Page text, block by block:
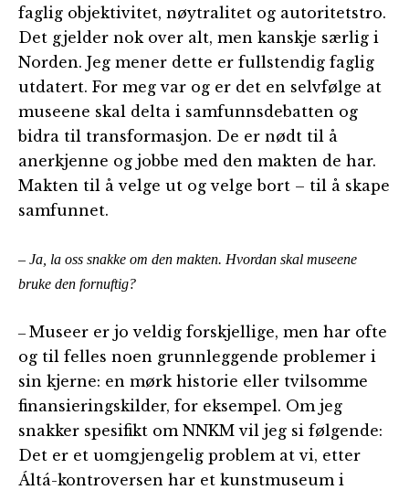
faglig objektivitet, nøytralitet og autoritetstro.
Det gjelder nok over alt, men kanskje særlig i
Norden. Jeg mener dette er fullstendig faglig
utdatert. For meg var og er det en selvfølge at
museene skal delta i samfunnsdebatten og
bidra til transformasjon. De er nødt til å
anerkjenne og jobbe med den makten de har.
Makten til å velge ut og velge bort – til å skape
samfunnet.
– Ja, la oss snakke om den makten. Hvordan skal museene
bruke den fornuftig?
– Museer er jo veldig forskjellige, men har ofte
og til felles noen grunnleggende problemer i
sin kjerne: en mørk historie eller tvilsomme
finansieringskilder, for eksempel. Om jeg
snakker spesifikt om NNKM vil jeg si følgende:
Det er et uomgjengelig problem at vi, etter
Áltá-kontroversen har et kunstmuseum i